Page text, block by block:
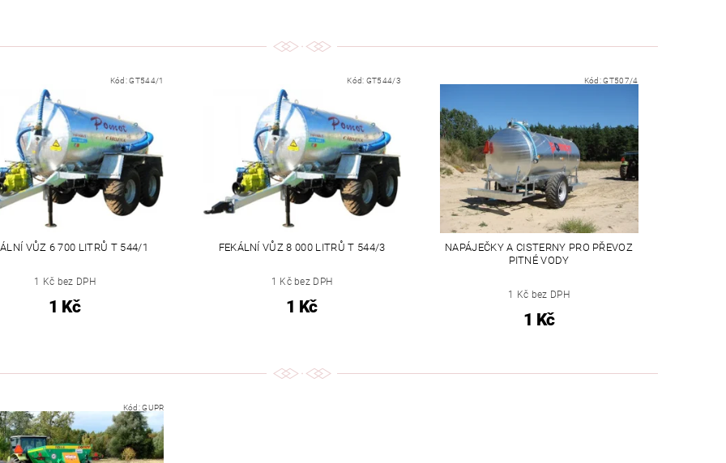
Kód:GT544/1
VŮZ 6 700 LITRŮ T 544/1
1 Kč bez DPH
1 Kč
Kód: GT544/3
FEKÁLNÍ VŮZ 8 000 LITRŮ T 544/3
1 Kč bez DPH
1 Kč
Kód:GT507/4
NAPÁJEČKY A CISTERNY PRO PŘEVOZ
PITNÉ VODY
1 Kč bez DPH
1 Kč
Kód:GUPR